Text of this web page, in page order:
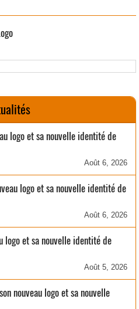
logo et sa nouvelle identité de
Août 6, 2026
logo et sa nouvelle identité de
Août 6, 2026
logo et sa nouvelle identité de
Août 5, 2026
nouveau logo et sa nouvelle